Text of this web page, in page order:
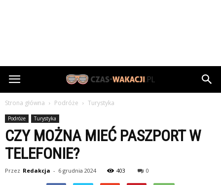
Czas-
Wakacji.pl
Strona główna Podróże Turystyka
Podróże Turystyka
CZY MOŻNA MIEĆ PASZPORT W
TELEFONIE?
Przez Redakcja - 6 grudnia 2024 403 0